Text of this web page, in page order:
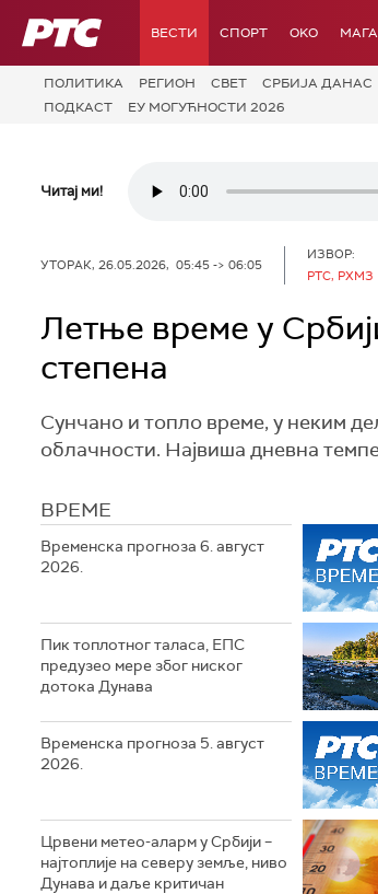
РТС ВЕСТИ СПОРТ OKO
ПОЛИТИКА РЕГИОН СВЕТ СРБИЈА ДАНАС
ПОДКАСТ
ЕУ МОГУЋНОСТИ 2026
Читај ми!
УТОРАК, 26.05.2026, 05:45 -> 06:05
ИЗВОР:
РТС, РХМЗ
Летње време у
степена
Сунчано и топло време, у неким
облачности. Највиша дневна
ВРЕМЕ
Временска прогноза 6. август
2026.
Пик топлотног таласа, ЕПС
предузео мере због ниског
дотока Дунава
Временска прогноза 5. август
2026.
Црвени метео-аларм у Србији –
најтоплије на северу земље, ниво
Дунава и даље критичан